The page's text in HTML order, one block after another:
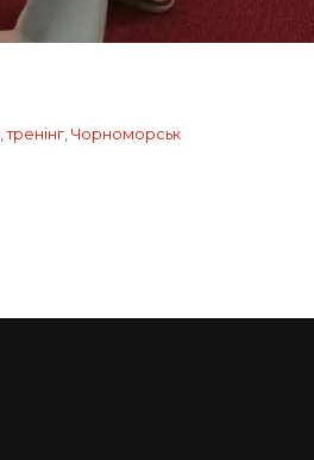
,тренінг, Чорноморськ